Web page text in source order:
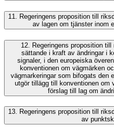
11.
Regeringens proposition till
av lagen om tjänster inom
12. Regeringens proposition
sättande i kraft av ändringar i
signaler, i den europeiska
konventionen om vägmärken
vägmarkeringar som bifogats den
utgör tillägg till konventionen om
förslag till lag om
13. Regeringens proposition till
av